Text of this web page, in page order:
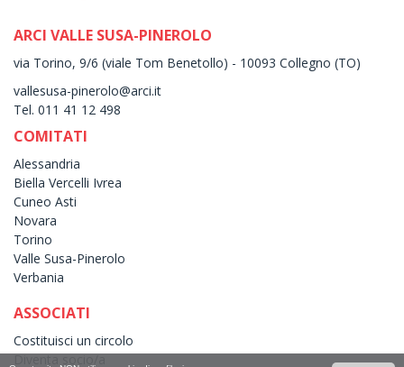
ARCI VALLE SUSA-PINEROLO
via Torino, 9/6 (viale Tom Benetollo) - 10093 Collegno (TO)
vallesusa-pinerolo@arci.it
Tel. 011 41 12 498
COMITATI
Alessandria
Biella Vercelli Ivrea
Cuneo Asti
Novara
Torino
Valle Susa-Pinerolo
Verbania
ASSOCIATI
Costituisci un circolo
Diventa socio/a